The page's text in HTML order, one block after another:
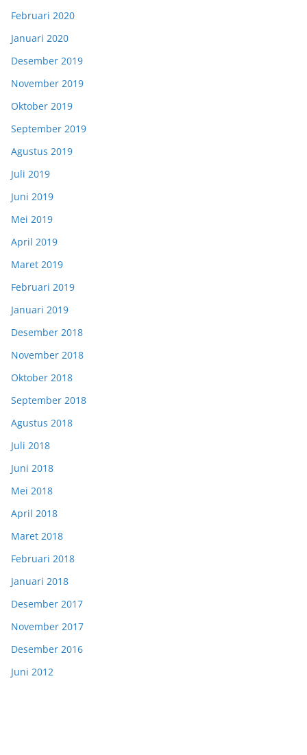
Februari 2020
Januari 2020
Desember 2019
November 2019
Oktober 2019
September 2019
Agustus 2019
Juli 2019
Juni 2019
Mei 2019
April 2019
Maret 2019
Februari 2019
Januari 2019
Desember 2018
November 2018
Oktober 2018
September 2018
Agustus 2018
Juli 2018
Juni 2018
Mei 2018
April 2018
Maret 2018
Februari 2018
Januari 2018
Desember 2017
November 2017
Desember 2016
Juni 2012